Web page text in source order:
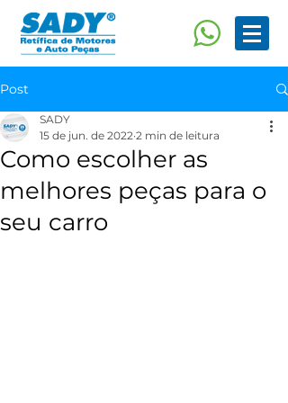
Post
Como escolher as
melhores peças para o
seu carro
SADY
15 de jun. de 2022 2 min de leitura